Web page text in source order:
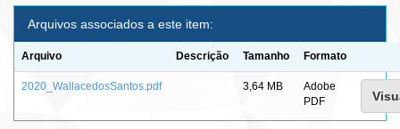
Arquivos associados a este item:
Arquivo Descrição Tamanho Formato
2020_WallacedosSantos.pdf 3,64 MB
Adobe
PDF